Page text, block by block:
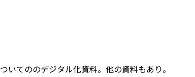
いてののデジタル化資料。他の資料もあり。